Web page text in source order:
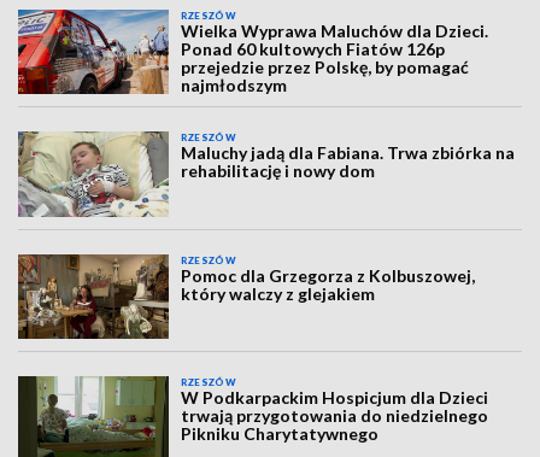
RZESZÓW
Wielka Wyprawa Maluchów dla Dzieci.
Ponad 60 kultowych Fiatów 126p
przejedzie przez Polskę, by pomagać
najmłodszym
RZESZÓW
Maluchy jadą dla Fabiana. Trwa zbiórka na
rehabilitację i nowy dom
RZESZÓW
Pomoc dla Grzegorza z Kolbuszowej,
który walczy z glejakiem
RZESZÓW
W Podkarpackim Hospicjum dla Dzieci
trwają przygotowania do niedzielnego
Pikniku Charytatywnego